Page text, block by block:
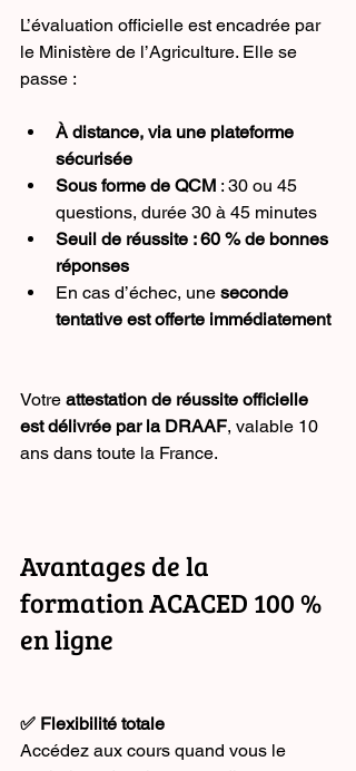
L’évaluation officielle est encadrée par
le Ministère de l’Agriculture. Elle se
passe :
À distance, via une plateforme
sécurisée
Sous forme de QCM : 30 ou 45
questions, durée 30 à 45 minutes
Seuil de réussite : 60 % de bonnes
réponses
En cas d’échec, une seconde
tentative est offerte immédiatement
Votre attestation de réussite officielle
est délivrée par la DRAAF, valable 10
ans dans toute la France.
Avantages de la
formation ACACED 100 %
en ligne
✅ Flexibilité totale
Accédez aux cours quand vous le